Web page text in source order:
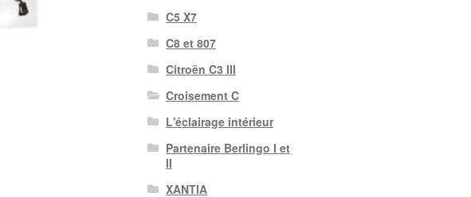
C5 X7
C8 et 807
Citroën C3 III
Croisement C
L'éclairage intérieur
Partenaire Berlingo I et
II
XANTIA